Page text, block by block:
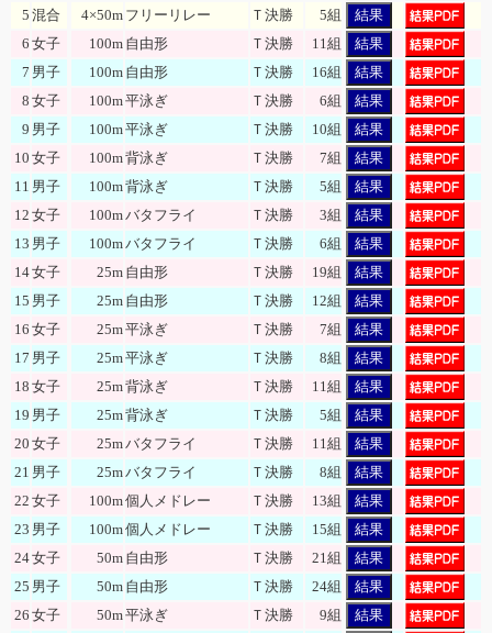
5 混合 4×50m フリーリレー Ｔ決勝 5組
結果
6 女子 100m 自由形 Ｔ決勝 11組
結果
7 男子 100m 自由形 Ｔ決勝 16組
結果
8 女子 100m平泳ぎ Ｔ決勝 6組
結果
9 男子 100m平泳ぎ Ｔ決勝 10組
結果
10 女子 100m背泳ぎ Ｔ決勝 7組
結果
11 男子 100m背泳ぎ Ｔ決勝 5組
結果
12 女子 100mバタフライ Ｔ決勝 3組
結果
13 男子 100mバタフライ Ｔ決勝 6組
結果
14女子 25m 自由形 Ｔ決勝 19組
結果
15 男子 25m 自由形 Ｔ決勝 12組
結果
16 女子 25m平泳ぎ Ｔ決勝 7組
結果
17 男子 25m平泳ぎ Ｔ決勝 8組
結果
18 女子 25m背泳ぎ Ｔ決勝 11組
結果
19 男子 25m背泳ぎ Ｔ決勝 5組
結果
20 女子 25mバタフライ Ｔ決勝 11組
結果
21 男子 25mバタフライ Ｔ決勝 8組
結果
22 女子 100m個人メドレー Ｔ決勝 13組
結果
23 男子 100m個人メドレー Ｔ決勝 15組
結果
24女子 50m 自由形 Ｔ決勝 21組
結果
25 男子 50m 自由形 Ｔ決勝 24組
結果
26 女子 50m平泳ぎ Ｔ決勝 9組 結果